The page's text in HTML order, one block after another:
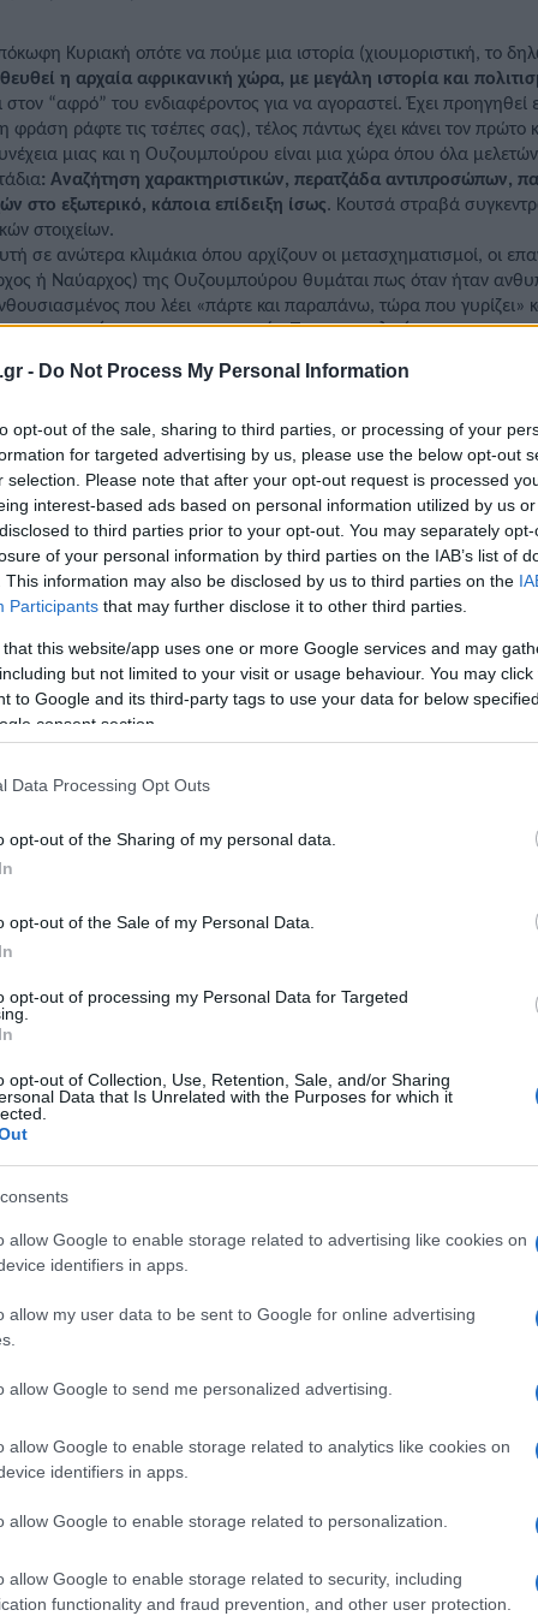
- Do Not Process My Personal Information
opt-out of the sale, sharing to third parties, or processing of your
for targeted advertising by us, please use the below opt-out
selection. Please note that after your opt-out request is processed
interest-based ads based on personal information utilized by us
to third parties prior to your opt-out. You may separately
of your personal information by third parties on the IAB’s list of
This information may also be disclosed by us to third parties on the
Participants that may further disclose it to other third parties.
that this website/app uses one or more Google services and may
but not limited to your visit or usage behaviour. You may
to Google and its third-party tags to use your data for below
consent section.
Data Processing Opt Outs
opt-out of the Sharing of my personal data.
opt-out of the Sale of my Personal Data.
opt-out of processing my Personal Data for Targeted
opt-out of Collection, Use, Retention, Sale, and/or Sharing
Data that Is Unrelated with the Purposes for which it
allow Google to enable storage related to advertising like cookies on
identifiers in apps.
allow my user data to be sent to Google for online advertising
allow Google to send me personalized advertising.
allow Google to enable storage related to analytics like cookies on
identifiers in apps.
allow Google to enable storage related to personalization.
allow Google to enable storage related to security, including
functionality and fraud prevention, and other user protection.
Κυριακή οπότε να πούμε μια ιστορία (χιουμοριστική, το
η αρχαία αφρικανική χώρα, με μεγάλη ιστορία και
στον “αφρό” του ενδιαφέροντος για να αγοραστεί. Έχει
φράση ράφτε τις τσέπες σας), τέλος πάντως έχει κάνει τον πρώτο
μιας και η Ουζουμπούρου είναι μια χώρα όπου όλα
: Αναζήτηση χαρακτηριστικών, περατζάδα αντιπροσώπων,
στο εξωτερικό, κάποια επίδειξη ίσως. Κουτσά στραβά
στοιχείων.
σε ανώτερα κλιμάκια όπου αρχίζουν οι μετασχηματισμοί, οι
ή Ναύαρχος) της Ουζουμπούρου θυμάται πως όταν ήταν
που λέει «πάρτε και παραπάνω, τώρα που
στρατεύματα της γειτονικής Ζουμπουρλού
φτάνει στα
αλλά εν «ενεργεία αντιπρόσωπο»,και όποιοδιπλωμάτη Β’
καθηγητές-αναλυτές-προφήτες-μελλοντολόγοι, τοπικοί
στην μακρινή Νότια Αφρική (η Ουζουμπούρου είναι
αν μπορούν να μετέχουν στη γενική αναστάτωση.
έχει ήδη γίνει ένα πλήρες χάος, όπου κανείς δεν
κομάντο, που ξεπροβάλλουν μέσα από τη φυσική
σε μια χώρα που μαστίζεται από την αφρικανική σκόνη, την
τουρίστες τρίτης ηλικίας έρχονται για σαφάρι, αλλά έχουν
συνήθως απαντά
«πάτε καλά; τι νούμερα είναι αυτά;».
την περίπτωση που είναι και η πιο συνηθισμένη, η παραπάνω
σε ανώτατο επίπεδο θα παρθεί η απόφαση
αγοράς. Αφ ού έχουν
λοιπά καθρεπτάκια .
τέλος πάντως το Χ σύστημαγια τις Ένοπλες Δυνάμεις της
παραδίδεται στα στρατά που ψάχνουν να δουν πως
να βρεθεί έμπειρο προσωπικό να αξιοποιήσει το Χ, είπαμε,
γιατί στην τελική
με κόπο, και αίμα και ιδρώτα (πάντα μια τέτοια φράση
διαμαρτυρίες «τι είναι τούτο που μας πήραν»,
είναι και η γεωπολιτική στη μέση και δεν έχουμε
παραπάνω μπορεί το έρμο το Χ (που ίσως είναι και καλό), να τα
να ξεκουραστεί παρότι έχει λιώσει (ή μπλοκάρει από την σκόνη
κυλάνε τα πράγματα στην Ουζουμπούρου, μια ζεστή
στη Ζουμπουρλού, αλλά και ανασφαλής να νιώθει πάλι το ίδιο
Ακολουθήστε το
κι